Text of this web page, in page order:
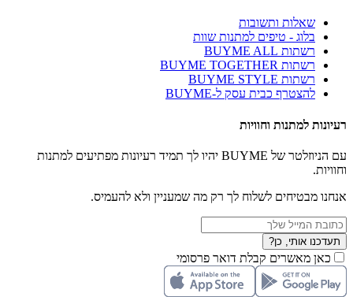
שאלות ותשובות
בלוג - טיפים למתנות שוות
רשתות BUYME ALL
רשתות BUYME TOGETHER
רשתות BUYME STYLE
להצטרף כבית עסק ל-BUYME
רעיונות למתנות וחוויות
עם הניוזלטר של BUYME יהיו לך תמיד רעיונות מפתיעים למתנות
וחוויות.
אנחנו מבטיחים לשלוח לך רק מה שמעניין ולא להעמיס.
תעדכנו אותי, כן?
כאן מאשרים קבלת דואר פרסומי